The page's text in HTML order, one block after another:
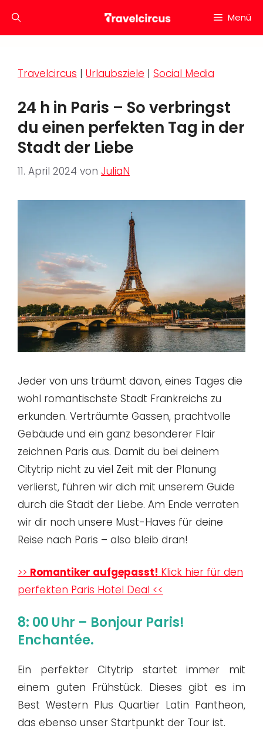
Inhalt
Menü
Travelcircus | Urlaubsziele | Social Media
24 h in Paris – So verbringst
du einen perfekten Tag in der
Stadt der Liebe
11. April 2024 von JuliaN
Jeder von uns träumt davon, eines Tages die
wohl romantischste Stadt Frankreichs zu
erkunden. Verträumte Gassen, prachtvolle
Gebäude und ein ganz besonderer Flair
zeichnen Paris aus. Damit du bei deinem
Citytrip nicht zu viel Zeit mit der Planung
verlierst, führen wir dich mit unserem Guide
durch die Stadt der Liebe. Am Ende verraten
wir dir noch unsere Must-Haves für deine
Reise nach Paris – also bleib dran!
>> Romantiker aufgepasst! Klick hier für den
perfekten Paris Hotel Deal <<
8: 00 Uhr – Bonjour Paris!
Enchantée.
Ein perfekter Citytrip startet immer mit
einem guten Frühstück. Dieses gibt es im
Best Western Plus Quartier Latin Pantheon,
das ebenso unser Startpunkt der Tour ist.